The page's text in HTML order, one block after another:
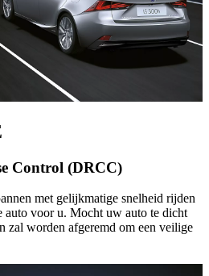
Control (DRCC)
met gelijkmatige snelheid rijden
auto voor u. Mocht uw auto te dicht
zal worden afgeremd om een veilige